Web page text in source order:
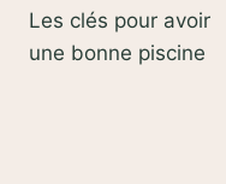
de
Les clés pour avoir
une bonne piscine